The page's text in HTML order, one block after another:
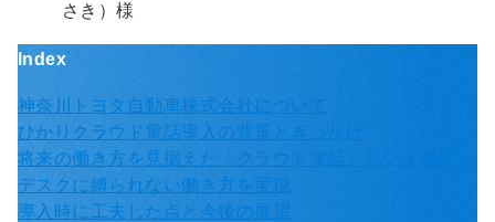
さき）様
Index
神奈川トヨタ自動車株式会社について
ひかりクラウド電話導入の背景ときっかけ
将来の働き方を見据えた「クラウド電話」という選択
デスクに縛られない働き方を実現
導入時に工夫した点と今後の展望